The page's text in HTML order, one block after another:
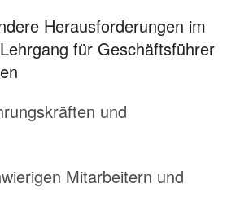
Herausforderungen im
für Geschäftsführer
und
Mitarbeitern und